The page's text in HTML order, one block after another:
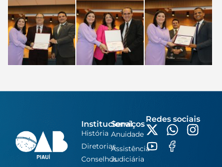
Institucional
História
Diretorias
Conselhos
Serviços
Anuidade
Assistência
Judiciária
Redes sociais